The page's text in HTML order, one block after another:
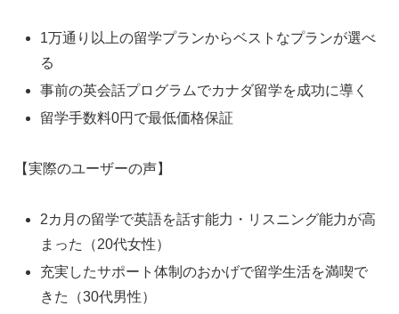
1万通り以上の留学プランからベストなプランが選べ
る
事前の英会話プログラムでカナダ留学を成功に導く
留学手数料0円で最低価格保証
【実際のユーザーの声】
2カ月の留学で英語を話す能力・リスニング能力が高
まった（20代女性）
充実したサポート体制のおかげで留学生活を満喫で
きた（30代男性）